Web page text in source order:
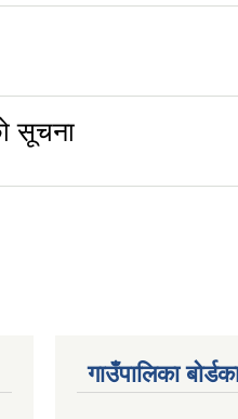
सूचना
गाउँपालिका